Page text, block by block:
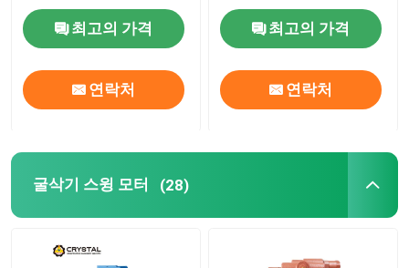
유압 구동 모터
굴삭기 부착
로터리 드릴 주행 모터
백호 로더 여행용 모터
최고의 가격
연락처
최고의 가격
연락처
굴삭기 스윙 모터 (28)